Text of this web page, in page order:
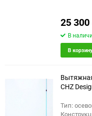
25 300
В
В
CHZ
Тип: